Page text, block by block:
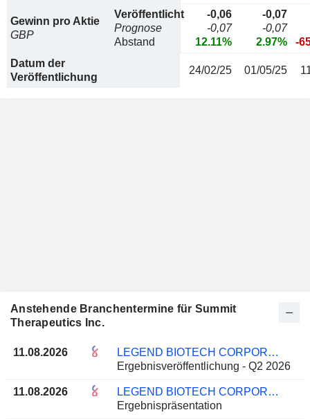
Gewinn pro Aktie
GBP
Veröffentlicht
Prognose
Abstand
-0,06
-0,07
12.11%
-0,07
-0,07
2.97%
-
Datum der
Veröffentlichung
24/02/25 01/05/25
Anstehende Branchentermine für Summit
Therapeutics Inc.
11.08.2026
LEGEND BIOTECH CORPORATION
Ergebnisveröffentlichung - Q2 2026
11.08.2026
LEGEND BIOTECH CORPORATION
Ergebnispräsentation